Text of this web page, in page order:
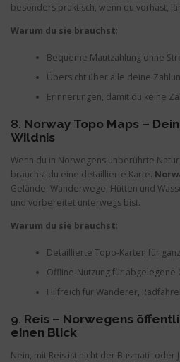
besonders praktisch, wenn du vorhast,
Warum du sie brauchst:
Bequeme Mautzahlung ohne
Übersicht über alle deine
Erinnerungen, damit du keine
8. Norway Topo Maps –
Wildnis
Wenn du in Norwegens unberührte
brauchst du eine detaillierte Karte.
Gelände, Wanderwege, Hütten und
und vorbereitet unterwegs bist.
Warum du sie brauchst:
Detaillierte Topo-Karten für
Offline-Nutzung für abgelegene
Hilfreich für Wanderer,
9. Reis – Norwegens
einen Blick
Nein, mit Reis ist nicht der Basmati- oder